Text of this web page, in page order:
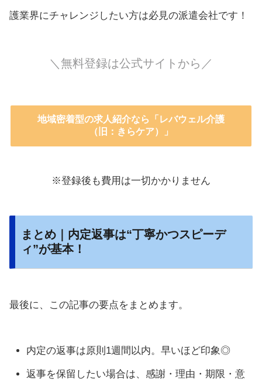
護業界にチャレンジしたい方は必見の派遣会社です！
＼無料登録は公式サイトから／
地域密着型の求人紹介なら「レバウェル介護
（旧：きらケア）」
※登録後も費用は一切かかりません
まとめ｜内定返事は“丁寧かつスピーデ
ィ”が基本！
最後に、この記事の要点をまとめます。
内定の返事は原則1週間以内。早いほど印象◎
返事を保留したい場合は、感謝・理由・期限・意